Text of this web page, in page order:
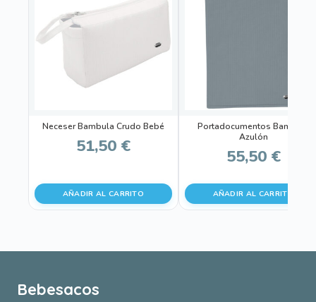
Neceser Bambula Crudo Bebé
51,50 €
AÑADIR AL CARRITO
Portadocumentos Bambula
Azulón
55,50 €
AÑADIR AL CARRITO
Bebesacos